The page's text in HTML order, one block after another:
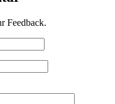
Feedback.